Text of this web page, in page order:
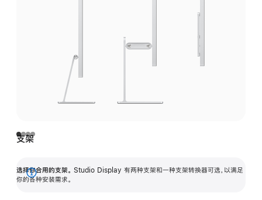
支架
选择你合用的支架。 Studio Display 有两种支架和一种支架转换器可选，以满足
你的各种安装需求。
展